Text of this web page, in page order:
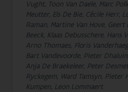
Vught, Toon Van Daele, Marc
Meutter, Els De Bie, Cécile Herr,
Raman, Martine Van Hove,
Beeck, Klaas Debusschere, Hans
Arno Thomaes, Floris
Bart Vandevoorde, Pieter
Anja De Braekeleer, Peter
Ryckegem, Ward Tamsyn, Pieter
Kumpen, Leon Lommaert